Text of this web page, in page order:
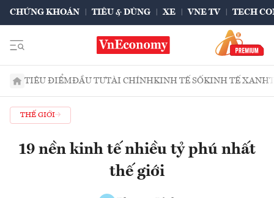
CHỨNG KHOÁN TIÊU & DÙNG XE VNE TV TECH
TIÊU ĐIỂMĐẦU TƯTÀI CHÍNHKINH TẾ SỐKINH TẾ XANH
THẾ GIỚI
19 nền kinh tế nhiều tỷ phú nhất
thế giới